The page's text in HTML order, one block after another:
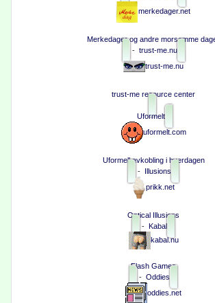
merkedager.net
Merkedager og andre morsomme
- trust-me.nu
trust-me.nu
trust-me resource center
Uformelt
uformelt.com
Uformell avkobling i hverdagen
- Illusions
prikk.net
Optical Illusions
- Kabal
kabal.nu
Flash Games
- Oddies
oddies.net